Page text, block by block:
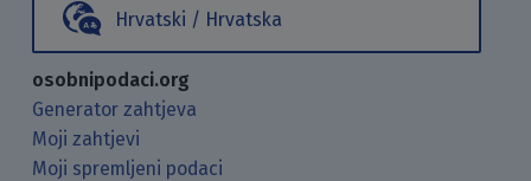
Hrvatski / Hrvatska
osobnipodaci.org
Generator zahtjeva
Moji zahtjevi
Moji spremljeni podaci